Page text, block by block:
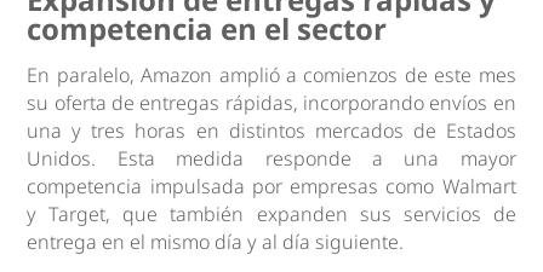
competencia en el sector
En paralelo, Amazon amplió a comienzos de este mes
su oferta de entregas rápidas, incorporando envíos en
una y tres horas en distintos mercados de Estados
Unidos. Esta medida responde a una mayor
competencia impulsada por empresas como Walmart
y Target, que también expanden sus servicios de
entrega en el mismo día y al día siguiente.